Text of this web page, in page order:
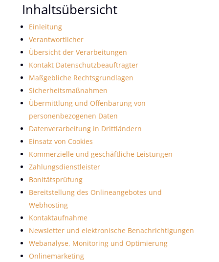
Inhaltsübersicht
Einleitung
Verantwortlicher
Übersicht der Verarbeitungen
Kontakt Datenschutzbeauftragter
Maßgebliche Rechtsgrundlagen
Sicherheitsmaßnahmen
Übermittlung und Offenbarung von
personenbezogenen Daten
Datenverarbeitung in Drittländern
Einsatz von Cookies
Kommerzielle und geschäftliche Leistungen
Zahlungsdienstleister
Bonitätsprüfung
Bereitstellung des Onlineangebotes und
Webhosting
Kontaktaufnahme
Newsletter und elektronische Benachrichtigungen
Webanalyse, Monitoring und Optimierung
Onlinemarketing